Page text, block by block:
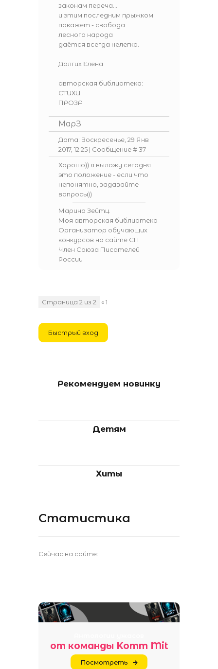
законам переча...
и этим последним прыжком
покажет - свобода
лесного народа
даётся всегда нелегко.
Долгих Елена
авторская библиотека:
СТИХИ
ПРОЗА
МарЗ
Дата: Воскресенье, 29 Янв
2017, 12:25 | Сообщение #37
Хорошо)) я выложу сегодня
это положение - если что
непонятно, задавайте
вопросы))
Марина Зейтц.
Моя авторская библиотека
Организатор обучающих
конкурсов на сайте СП
Член Союза Писателей
России
Страница 2 из 2 «1
Рекомендуем новинку
Детям
Хиты
Статистика
Сейчас на сайте:
от команды Komm Mit
Посмотреть